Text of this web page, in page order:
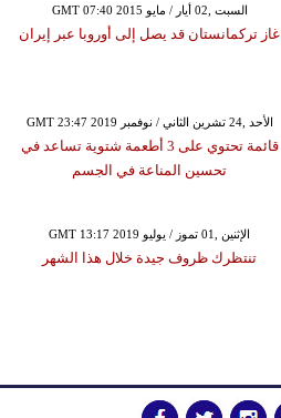
GMT 07:40 2015 السبت ,02 أيار / مايو
غاز تركمانستان قد يصل إلى أوروبا عبر إيران
GMT 23:47 2019 الأحد ,24 تشرين الثاني / نوفمبر
قائمة تحتوي على 3 أطعمة شتوية تساعد في
تحسين المناعة في الجسم
GMT 13:17 2019 الإثنين ,01 تموز / يوليو
تنتظرك ظروف جيدة خلال هذا الشهر